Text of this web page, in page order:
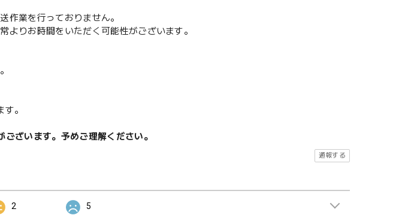
作業を行っておりません。
りお時間をいただく可能性がございます。
。
ざいます。予めご理解ください。
通報する
2 5